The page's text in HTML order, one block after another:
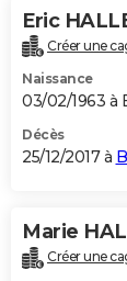
Eric
Créer une
Naissance
03/02/1963 à
Décès
25/12/2017 à
Marie
Créer une